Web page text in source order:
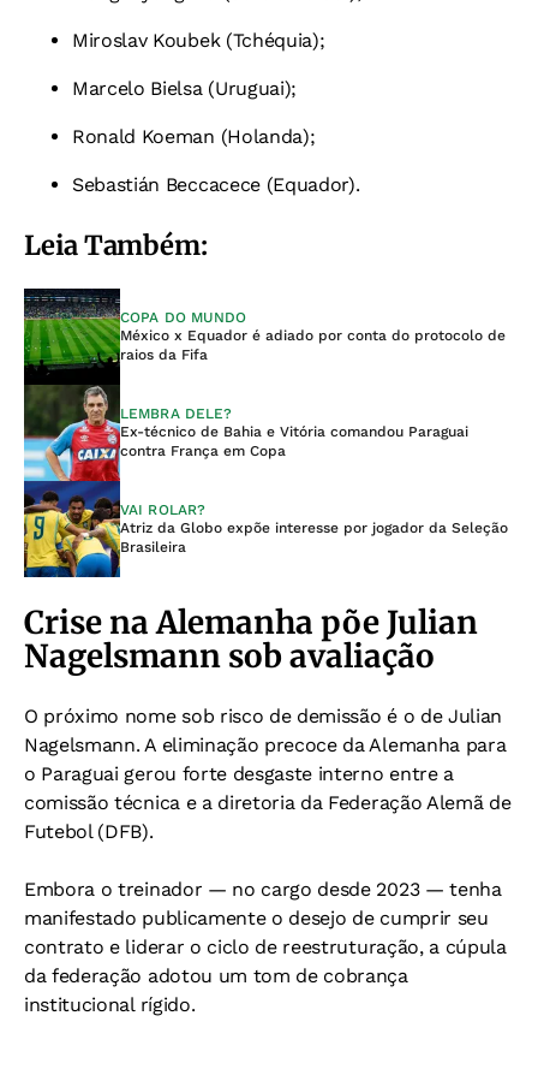
Miroslav Koubek (Tchéquia);
Marcelo Bielsa (Uruguai);
Ronald Koeman (Holanda);
Sebastián Beccacece (Equador).
Leia Também:
COPA DO MUNDO
México x Equador é adiado por conta do protocolo de
raios da Fifa
LEMBRA DELE?
Ex-técnico de Bahia e Vitória comandou Paraguai
contra França em Copa
VAI ROLAR?
Atriz da Globo expõe interesse por jogador da Seleção
Brasileira
Crise na Alemanha põe Julian
Nagelsmann sob avaliação
O próximo nome sob risco de demissão é o de Julian
Nagelsmann. A eliminação precoce da Alemanha para
o Paraguai gerou forte desgaste interno entre a
comissão técnica e a diretoria da Federação Alemã de
Futebol (DFB).
Embora o treinador — no cargo desde 2023 — tenha
manifestado publicamente o desejo de cumprir seu
contrato e liderar o ciclo de reestruturação, a cúpula
da federação adotou um tom de cobrança
institucional rígido.